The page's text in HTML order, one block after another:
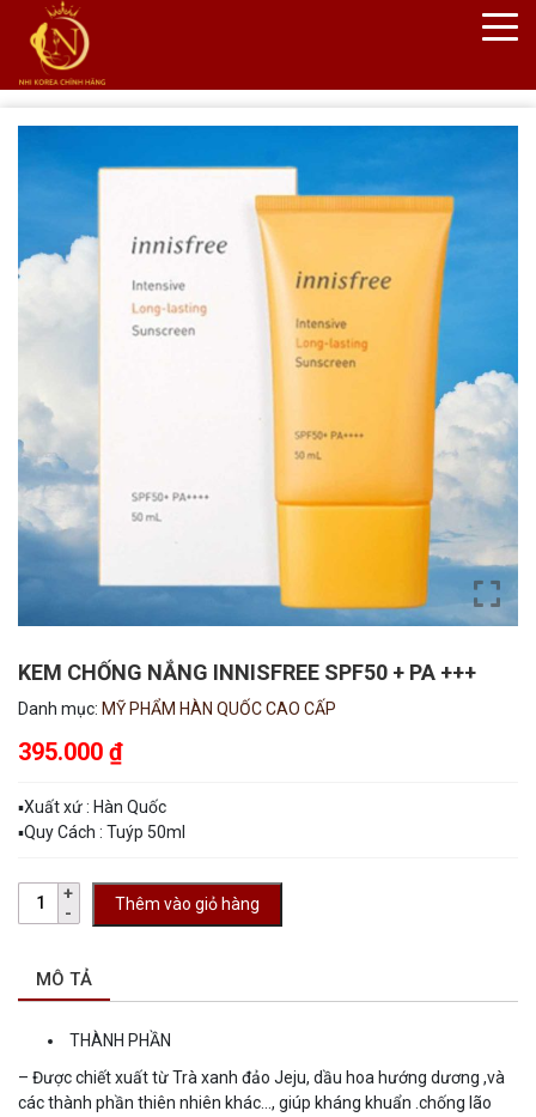
KEM CHỐNG NẮNG INNISFREE SPF50 + PA +++
Danh mục: MỸ PHẨM HÀN QUỐC CAO CẤP
395.000 ₫
▪︎Xuất xứ : Hàn Quốc
▪︎Quy Cách : Tuýp 50ml
Thêm vào giỏ hàng
MÔ TẢ
THÀNH PHẦN
– Được chiết xuất từ Trà xanh đảo Jeju, dầu hoa hướng dương ,và
các thành phần thiên nhiên khác…, giúp kháng khuẩn .chống lão